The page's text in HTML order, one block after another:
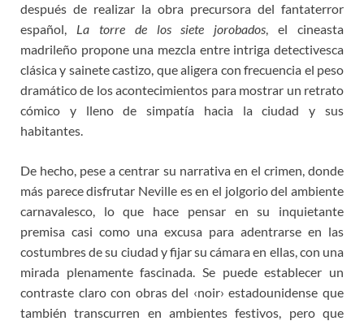
después de realizar la obra precursora del fantaterror
español, La torre de los siete jorobados, el cineasta
madrileño propone una mezcla entre intriga detectivesca
clásica y sainete castizo, que aligera con frecuencia el peso
dramático de los acontecimientos para mostrar un retrato
cómico y lleno de simpatía hacia la ciudad y sus
habitantes.
De hecho, pese a centrar su narrativa en el crimen, donde
más parece disfrutar Neville es en el jolgorio del ambiente
carnavalesco, lo que hace pensar en su inquietante
premisa casi como una excusa para adentrarse en las
costumbres de su ciudad y fijar su cámara en ellas, con una
mirada plenamente fascinada. Se puede establecer un
contraste claro con obras del ‹noir› estadounidense que
también transcurren en ambientes festivos, pero que